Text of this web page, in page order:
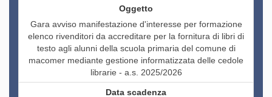
Gara avviso manifestazione d'interesse per formazione
elenco rivenditori da accreditare per la fornitura di libri di
testo agli alunni della scuola primaria del comune di
macomer mediante gestione informatizzata delle cedole
librarie - a.s. 2025/2026